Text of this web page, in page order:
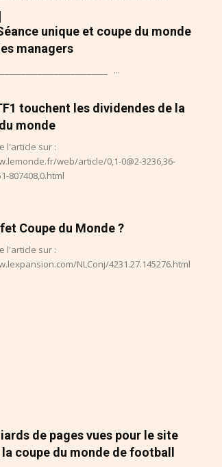
unique et coupe du monde
managers
...
touchent les dividendes de la
monde
l'article sur :
web/article/0,1-0@2-3236,36-
807408,0.html
Coupe du Monde ?
l'article sur :
NLConj/4231.27.145276.html
de pages vues pour le site
coupe du monde de football